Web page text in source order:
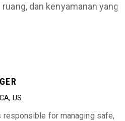
dan kenyamanan yang
US
responsible for managing safe,